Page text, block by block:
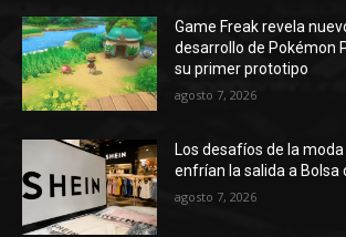
Game Freak revela
desarrollo de Pokémon
su primer prototipo
agosto 7, 2026
Los desafíos de la
enfrían la salida a Bolsa
agosto 7, 2026